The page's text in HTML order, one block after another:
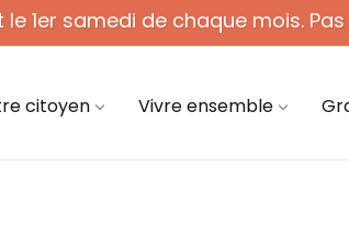
1er samedi de chaque mois.
sam. du mois)
citoyen Vivre ensemble